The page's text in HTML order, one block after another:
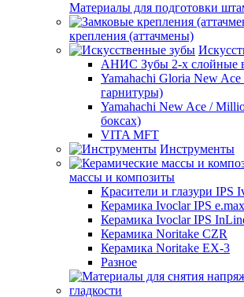
Материалы для подготовки
крепления (аттачмены)
АНИС Зубы 2-х слойные
Yamahachi Gloria New
гарнитуры)
Yamahachi New Ace /
боксах)
VITA MFT
Инструменты
массы и композиты
Красители и глазури IPS
Керамика Ivoclar IPS e.max
Керамика Ivoclar IPS
Керамика Noritake CZR
Керамика Noritake EX-3
Разное